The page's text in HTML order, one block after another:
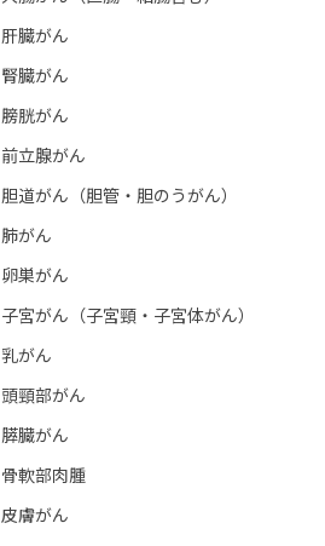
肝臓がん
腎臓がん
膀胱がん
前立腺がん
胆道がん（胆管・胆のうがん）
肺がん
卵巣がん
子宮がん（子宮頸・子宮体がん）
乳がん
頭頸部がん
膵臓がん
骨軟部肉腫
皮膚がん